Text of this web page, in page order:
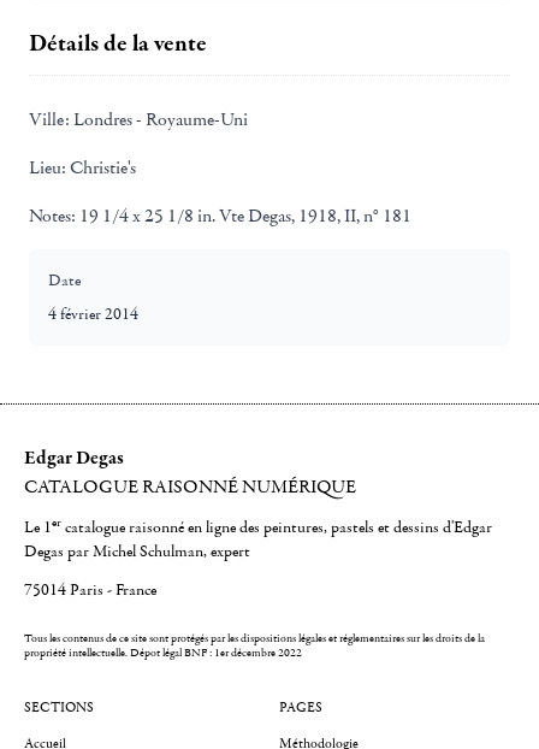
Détails de la vente
Ville: Londres - Royaume-Uni
Lieu: Christie's
Notes: 19 1/4 x 25 1/8 in. Vte Degas, 1918, II, n° 181
Date
4 février 2014
Edgar Degas
CATALOGUE RAISONNÉ NUMÉRIQUE
Le 1er catalogue raisonné en ligne des peintures, pastels et dessins d'Edgar
Degas par Michel Schulman, expert
75014 Paris - France
Tous les contenus de ce site sont protégés par les dispositions légales et réglementaires sur les droits de la
propriété intellectuelle.Dépot légal BNF : 1er décembre 2022
SECTIONS
Accueil
PAGES
Méthodologie